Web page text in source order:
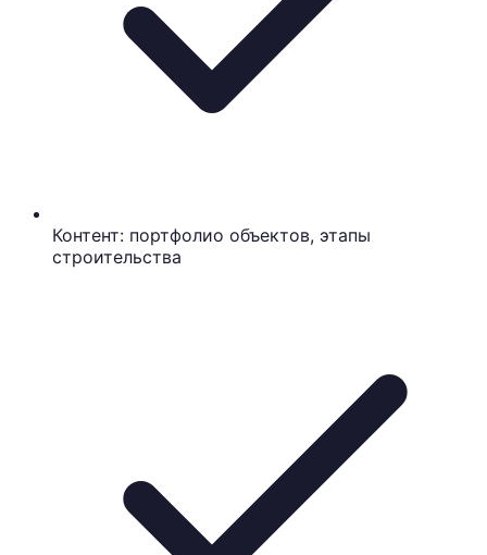
Контент: портфолио объектов, этапы
строительства